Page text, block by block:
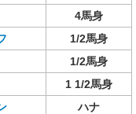
4馬身
1/2馬身
1/2馬身
1 1/2馬身
ハナ